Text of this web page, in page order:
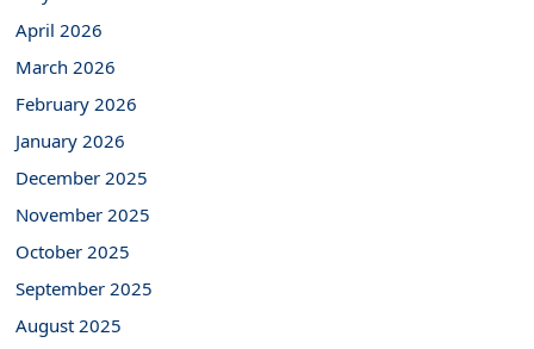
April 2026
March 2026
February 2026
January 2026
December 2025
November 2025
October 2025
September 2025
August 2025